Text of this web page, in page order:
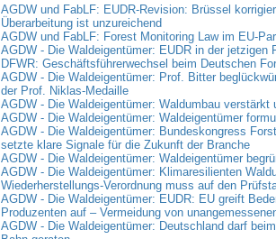
AGDW und FabLF: EUDR-Revision: Brüssel
Überarbeitung ist unzureichend
AGDW und FabLF: Forest Monitoring Law im EU-
AGDW - Die Waldeigentümer: EUDR in der jetzigen
DFWR: Geschäftsführerwechsel beim Deutschen
AGDW - Die Waldeigentümer: Prof. Bitter
der Prof. Niklas-Medaille
AGDW - Die Waldeigentümer: Waldumbau verstärkt
AGDW - Die Waldeigentümer: Waldeigentümer
AGDW - Die Waldeigentümer: Bundeskongress
setzte klare Signale für die Zukunft der Branche
AGDW - Die Waldeigentümer: Waldeigentümer
AGDW - Die Waldeigentümer: Klimaresilienten
Wiederherstellungs-Verordnung muss auf den
AGDW - Die Waldeigentümer: EUDR: EU greift
Produzenten auf – Vermeidung von
AGDW - Die Waldeigentümer: Deutschland darf